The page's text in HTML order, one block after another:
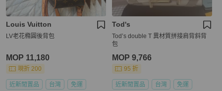
Louis Vuitton
LV老花橢圓後背包
MOP 11,180
現折 200
近新閒置品 台灣 免運
Tod's
Tod’s double T 異材質拼接肩背斜背
包
MOP 9,766
95 折
近新閒置品 台灣 免運